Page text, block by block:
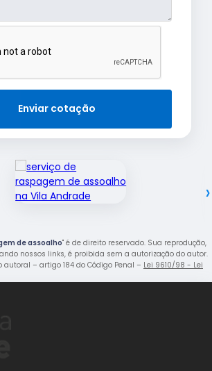
Enviar cotação
›
de assoalho" é de direito reservado. Sua reprodução,
nossos links, é proibida sem a autorização do autor.
– artigo 184 do Código Penal – Lei 9610/98 - Lei